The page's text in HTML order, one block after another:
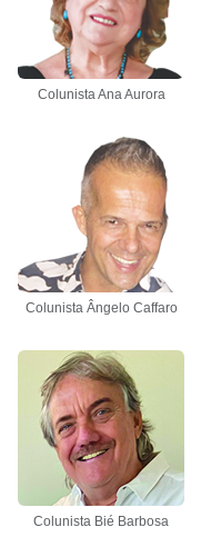
Colunista Ana Aurora
Colunista Ângelo Caffaro
Colunista Bié Barbosa